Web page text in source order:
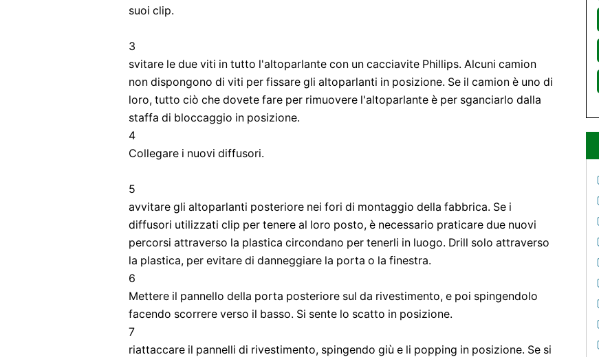
suoi clip.
3
svitare le due viti in tutto l'altoparlante con un cacciavite Phillips. Alcuni camion
non dispongono di viti per fissare gli altoparlanti in posizione. Se il camion è uno di
loro, tutto ciò che dovete fare per rimuovere l'altoparlante è per sganciarlo dalla
staffa di bloccaggio in posizione.
4
Collegare i nuovi diffusori.
5
avvitare gli altoparlanti posteriore nei fori di montaggio della fabbrica. Se i
diffusori utilizzati clip per tenere al loro posto, è necessario praticare due nuovi
percorsi attraverso la plastica circondano per tenerli in luogo. Drill solo attraverso
la plastica, per evitare di danneggiare la porta o la finestra.
6
Mettere il pannello della porta posteriore sul da rivestimento, e poi spingendolo
facendo scorrere verso il basso. Si sente lo scatto in posizione.
7
riattaccare il pannelli di rivestimento, spingendo giù e li popping in posizione. Se si